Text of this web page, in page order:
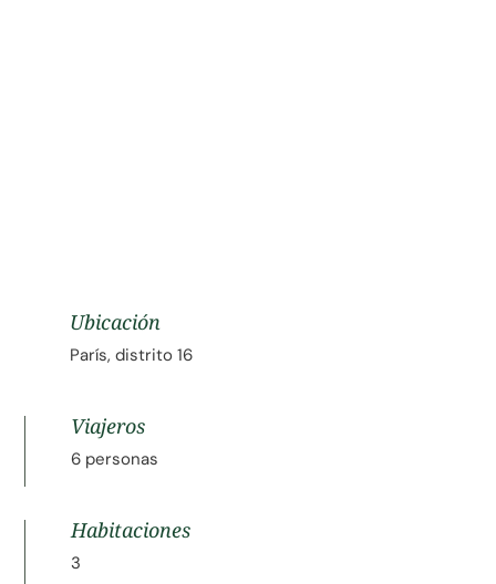
Ubicación
París, distrito 16
Viajeros
6 personas
Habitaciones
3